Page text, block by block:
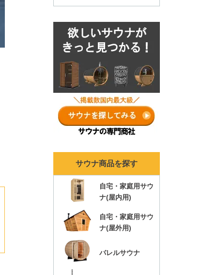
ナランキングも各年ま
とめ！
サウナ商品を探す
自宅・家庭用サウ
ナ(屋内用)
自宅・家庭用サウ
ナ(屋外用)
バレルサウナ